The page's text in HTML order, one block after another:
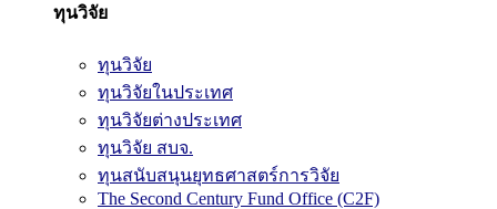
ทุนวิจัย
ทุนวิจัย
ทุนวิจัยในประเทศ
ทุนวิจัยต่างประเทศ
ทุนวิจัย สบจ.
ทุนสนับสนุนยุทธศาสตร์การวิจัย
The Second Century Fund Office (C2F)